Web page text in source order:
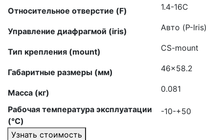
Относительное отверстие (F) 1.4-16C
Управление диафрагмой (iris) Авто (P-Iris)
Тип крепления (mount) CS-mount
Габаритные размеры (мм) 46×58.2
Масса (кг) 0.081
Рабочая температура эксплуатации
(°C)
-10-+50
Узнать стоимость